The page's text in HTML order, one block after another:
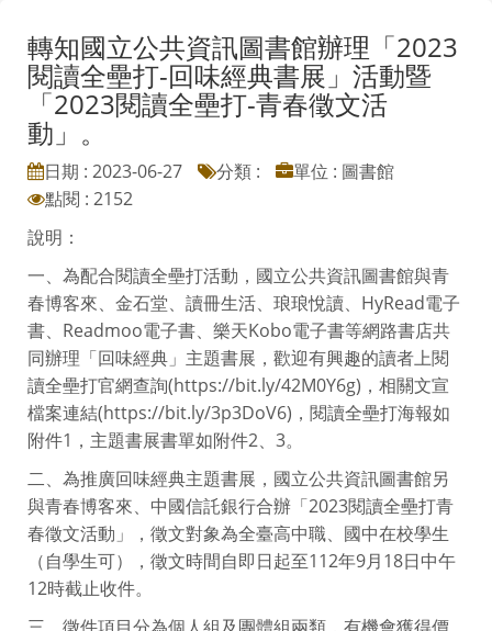
轉知國立公共資訊圖書館辦理「2023
閱讀全壘打-回味經典書展」活動暨
「2023閱讀全壘打-青春徵文活
動」。
日期 : 2023-06-27 分類 :
單位 : 圖書館
點閱 : 2152
說明：
一、為配合閱讀全壘打活動，國立公共資訊圖書館與青
春博客來、金石堂、讀冊生活、琅琅悅讀、HyRead電子
書、Readmoo電子書、樂天Kobo電子書等網路書店共
同辦理「回味經典」主題書展，歡迎有興趣的讀者上閱
讀全壘打官網查詢(https://bit.ly/42M0Y6g)，相關文宣
檔案連結(https://bit.ly/3p3DoV6)，閱讀全壘打海報如
附件1，主題書展書單如附件2、3。
二、為推廣回味經典主題書展，國立公共資訊圖書館另
與青春博客來、中國信託銀行合辦「2023閱讀全壘打青
春徵文活動」，徵文對象為全臺高中職、國中在校學生
（自學生可），徵文時間自即日起至112年9月18日中午
12時截止收件。
三、徵件項目分為個人組及團體組兩類，有機會獲得價